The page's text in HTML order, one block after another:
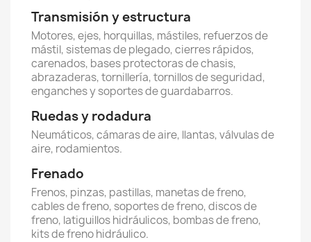
Transmisión y estructura
Motores, ejes, horquillas, mástiles, refuerzos de
mástil, sistemas de plegado, cierres rápidos,
carenados, bases protectoras de chasis,
abrazaderas, tornillería, tornillos de seguridad,
enganches y soportes de guardabarros.
Ruedas y rodadura
Neumáticos, cámaras de aire, llantas, válvulas de
aire, rodamientos.
Frenado
Frenos, pinzas, pastillas, manetas de freno,
cables de freno, soportes de freno, discos de
freno, latiguillos hidráulicos, bombas de freno,
kits de freno hidráulico.